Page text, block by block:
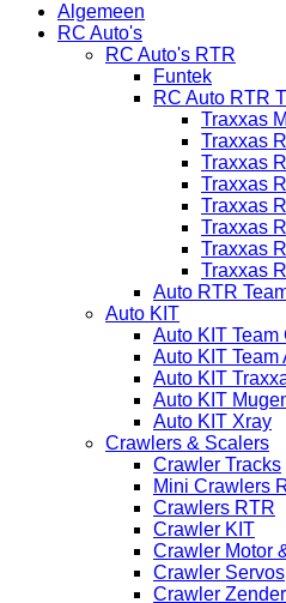
Algemeen
RC Auto's
RC Auto's RTR
Funtek
RC Auto RTR
Traxxas
Traxxas
Traxxas
Traxxas
Traxxas
Traxxas
Traxxas
Traxxas
Auto RTR
Auto KIT
Auto KIT Team
Auto KIT Team
Auto KIT
Auto KIT
Auto KIT Xray
Crawlers & Scalers
Crawler Tracks
Mini Crawlers
Crawlers RTR
Crawler KIT
Crawler Motor
Crawler Servos
Crawler